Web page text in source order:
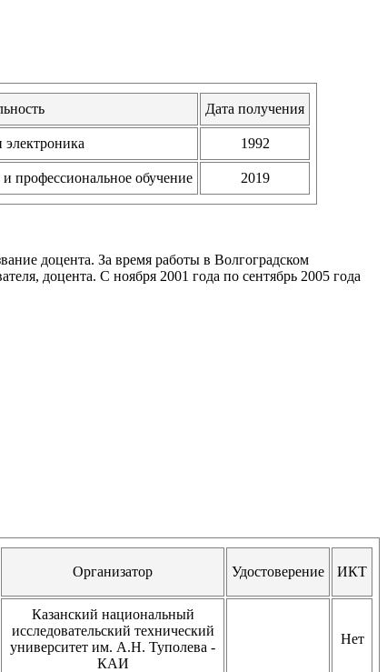
Дата получения
1992
профессиональное обучение 2019
доцента. За время работы в Волгоградском
доцента. С ноября 2001 года по сентябрь 2005 года
Организатор Удостоверение ИКТ
Казанский национальный
исследовательский технический
университет им. А.Н. Туполева -
КАИ
Нет